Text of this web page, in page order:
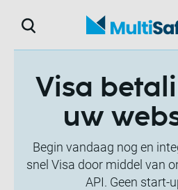
Visa
uw
Begin vandaag nog en
snel Visa door middel van
API. Geen start-